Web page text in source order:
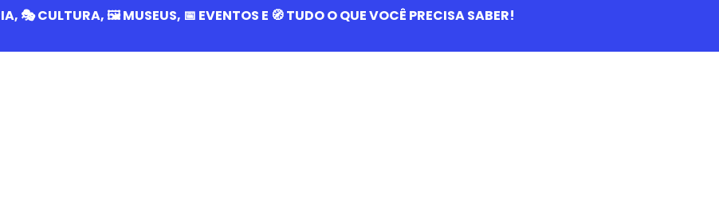
🎭 CULTURA, 🖼️ MUSEUS, 📅 EVENTOS E 🧭 TUDO O QUE VOCÊ PRECISA SABER!